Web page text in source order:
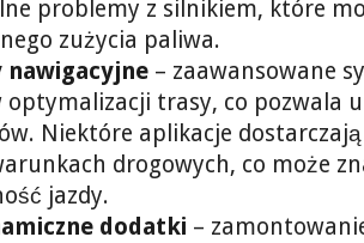
problemy z silnikiem, które
zużycia paliwa.
nawigacyjne – zaawansowane
optymalizacji trasy, co pozwala
Niektóre aplikacje
drogowych, co może
jazdy.
dodatki –